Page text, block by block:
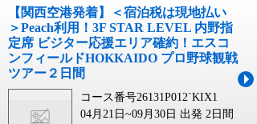
【関西空港発着】＜宿泊税は現地払い
＞Peach利用！3F STAR LEVEL 内野指
定席 ビジター応援エリア確約！エスコ
ンフィールドHOKKAIDO プロ野球観戦
ツアー２日間
コース番号26131P012`KIX1
04月21日~09月30日 出発 2日間